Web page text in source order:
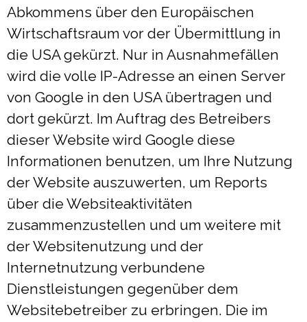
Abkommens über den Europäischen
Wirtschaftsraum vor der Übermittlung in
die USA gekürzt. Nur in Ausnahmefällen
wird die volle IP-Adresse an einen Server
von Google in den USA übertragen und
dort gekürzt. Im Auftrag des Betreibers
dieser Website wird Google diese
Informationen benutzen, um Ihre Nutzung
der Website auszuwerten, um Reports
über die Websiteaktivitäten
zusammenzustellen und um weitere mit
der Websitenutzung und der
Internetnutzung verbundene
Dienstleistungen gegenüber dem
Websitebetreiber zu erbringen. Die im